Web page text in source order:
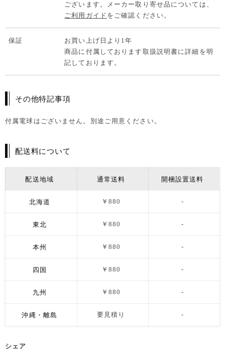
ございます。メーカー取り寄せ品については、
ご利用ガイド をご確認ください。
保証
お買い上げ日より1年
商品に付属しております取扱説明書に詳細を明
記しております。
その他特記事項
付属電球はございません。別途ご用意ください。
配送料について
配送地域 通常送料 開梱設置送料
北海道 ￥880 -
東北 ￥880 -
本州 ￥880 -
四国 ￥880 -
九州 ￥880 -
沖縄・離島 要見積り -
シェア